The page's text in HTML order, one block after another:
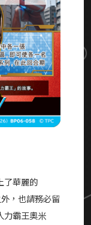
了華麗的
，也請務必留
力霸王奧米